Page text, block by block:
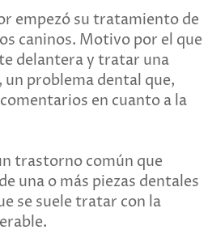
empezó su tratamiento de
caninos. Motivo por el que
delantera y tratar una
problema dental que,
en cuanto a la
trastorno común que
una o más piezas dentales
se suele tratar con la